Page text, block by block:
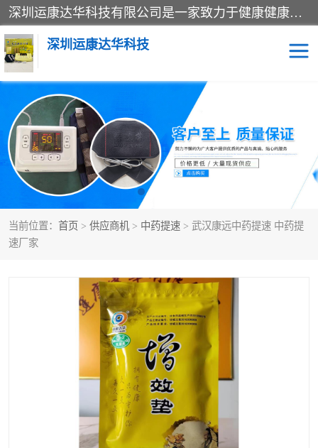
深圳运康达华科技有限公司是一家致力于健康健康产业的现代化企业，已经走过了15个春秋，开创了中医外用发展的新未来，是专业从事中医医疗仪器的研发、生产、销售、服务为一体的子公司，在医疗器械的设计、开发和生产方面率先引进国际先进技术和好的科技人员，先后开发出了场效应治疗仪、多功能治疗仪、颈椎治疗仪、腰椎治疗仪、增效垫等多个系列。
深圳运康达华科技
当前位置： 首页 > 供应商机 > 中药提速 > 武汉康远中药提速 中药提
速厂家
多功能治疗仪 中药提速
中低频治疗仪 脉冲治疗仪
**腺治疗仪